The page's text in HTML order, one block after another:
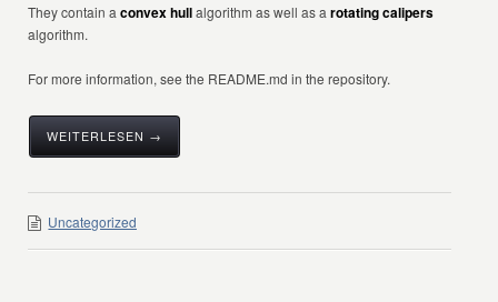
They contain aconvex hullalgorithm as well as arotating calipers
algorithm.
For more information, see the README.md in the repository.
WEITERLESEN →
Uncategorized